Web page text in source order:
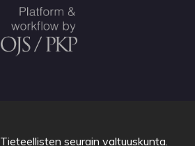
Tieteellisten seurain valtuuskunta.